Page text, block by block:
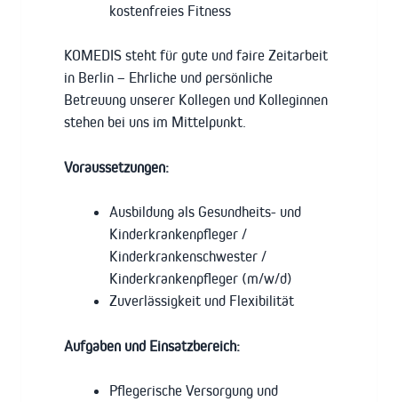
kostenfreies Fitness
KOMEDIS steht für gute und faire Zeitarbeit
in Berlin – Ehrliche und persönliche
Betreuung unserer Kollegen und Kolleginnen
stehen bei uns im Mittelpunkt.
Voraussetzungen:
Ausbildung als Gesundheits- und
Kinderkrankenpfleger /
Kinderkrankenschwester /
Kinderkrankenpfleger (m/w/d)
Zuverlässigkeit und Flexibilität
Aufgaben und Einsatzbereich:
Pflegerische Versorgung und